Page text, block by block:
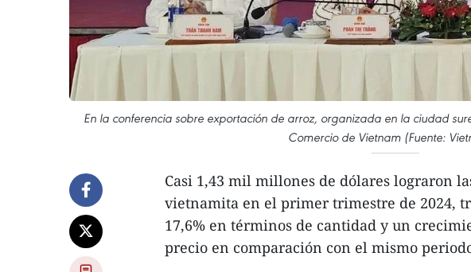
En la conferencia sobre exportación de arroz, organizada en la ciudad
Comercio de Vietnam (Fuente:
Casi 1,43 mil millones de dólares lograron
vietnamita en el primer trimestre de 2024,
17,6% en términos de cantidad y un
precio en comparación con el mismo